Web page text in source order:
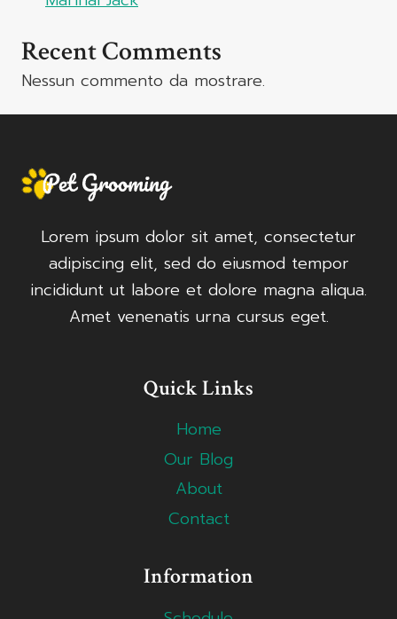
Recent Comments
Nessun commento da mostrare.
Lorem ipsum dolor sit amet, consectetur
adipiscing elit, sed do eiusmod tempor
incididunt ut labore et dolore magna aliqua.
Amet venenatis urna cursus eget.
Quick Links
Home
Our Blog
About
Contact
Information